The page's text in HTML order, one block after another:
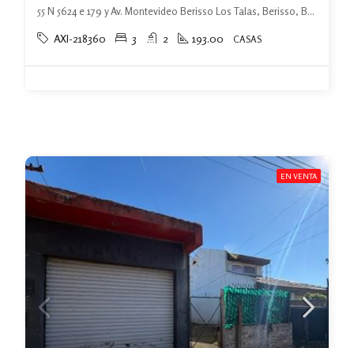
55 N 5624 e 179 y Av. Montevideo Berisso Los Talas, Berisso, Berisso
AXI-218360 3 2 193.00 CASAS
EN VENTA